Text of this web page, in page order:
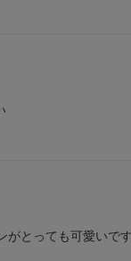
とっても可愛いです